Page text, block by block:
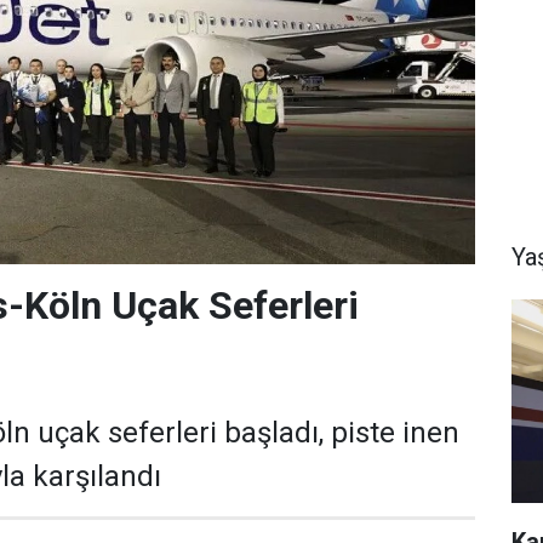
Köln Uçak Seferleri
uçak seferleri başladı, piste inen
karşılandı